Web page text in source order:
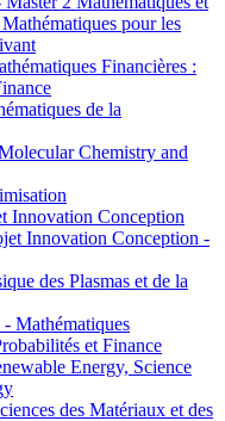
pour les
Financières :
de la
Chemistry and
Innovation Conception
Innovation Conception -
des Plasmas et de la
Mathématiques
et Finance
Energy, Science
des Matériaux et des